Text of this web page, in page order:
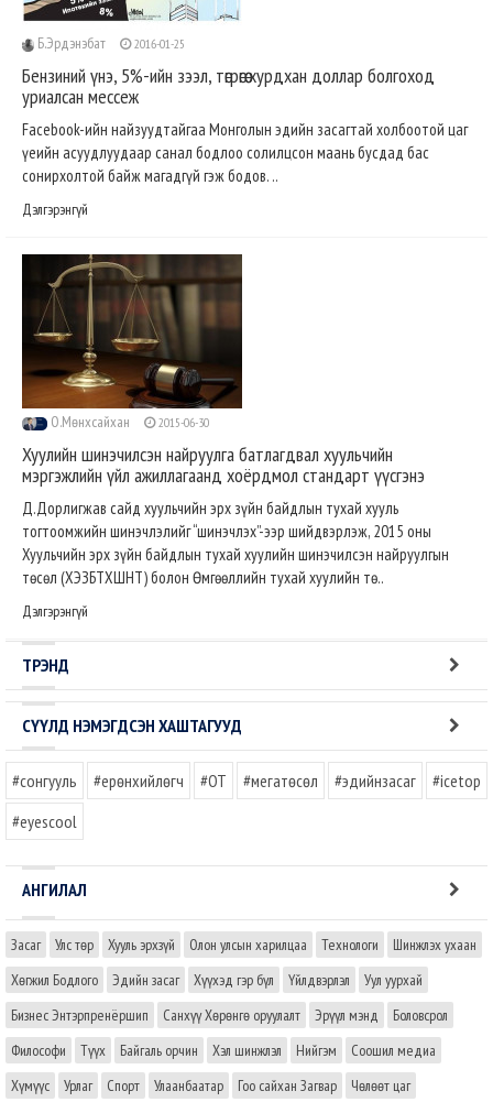
Б.Эрдэнэбат 2016-01-25
Бензиний үнэ, 5%-ийн зээл, төгрөгөө хурдхан доллар болгоход
уриалсан мессеж
Facebook-ийн найзуудтайгаа Монголын эдийн засагтай холбоотой цаг
үеийн асуудлуудаар санал бодлоо солилцсон маань бусдад бас
сонирхолтой байж магадгүй гэж бодов. ..
Дэлгэрэнгүй
О.Мөнхсайхан 2015-06-30
Хуулийн шинэчилсэн найруулга батлагдвал хуульчийн
мэргэжлийн үйл ажиллагаанд хоёрдмол стандарт үүсгэнэ
Д.Дорлигжав сайд хуульчийн эрх зүйн байдлын тухай хууль
тогтоомжийн шинэчлэлийг “шинэчлэх”-ээр шийдвэрлэж, 2015 оны
Хуульчийн эрх зүйн байдлын тухай хуулийн шинэчилсэн найруулгын
төсөл (ХЭЗБТХШНТ) болон Өмгөөллийн тухай хуулийн тө..
Дэлгэрэнгүй
ТРЭНД
СҮҮЛД НЭМЭГДСЭН ХАШТАГУУД
#сонгууль #ерөнхийлөгч #OT #мегатөсөл #эдийнзасаг
#icetop
#eyescool
АНГИЛАЛ
Засаг Улс төр Хууль эрхзүй Олон улсын харилцаа Технологи
Шинжлэх ухаан
Хөгжил Бодлого
Эдийн засаг Хүүхэд гэр бүл Үйлдвэрлэл
Уул уурхай
Бизнес Энтэрпренёршип
Санхүү Хөрөнгө оруулалт Эрүүл мэнд
Боловсрол
Философи
Түүх Байгаль орчин Хэл шинжлэл Нийгэм
Соошил медиа
Хүмүүс
Урлаг Спорт Улаанбаатар Гоо сайхан Загвар Чөлөөт цаг